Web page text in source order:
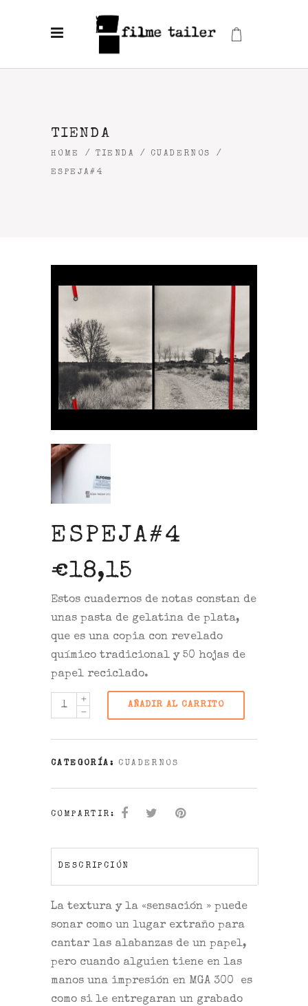
TIENDA
HOME / TIENDA / CUADERNOS /
ESPEJA#4
ESPEJA#4
€18,15
Estos cuadernos de notas constan de
unas pasta de gelatina de plata,
que es una copia con revelado
químico tradicional y 50 hojas de
papel reciclado.
AÑADIR AL CARRITO
CATEGORÍA: CUADERNOS
COMPARTIR:
DESCRIPCIÓN
La textura y la «sensación » puede
sonar como un lugar extraño para
cantar las alabanzas de un papel,
pero cuando alguien tiene en las
manos una impresión en MGA 300 es
como si le entregaran un grabado